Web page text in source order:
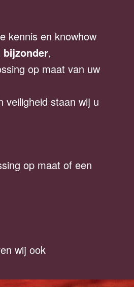
kennis en knowhow
,
op maat van uw
veiligheid staan wij u
op maat of een
wij ook